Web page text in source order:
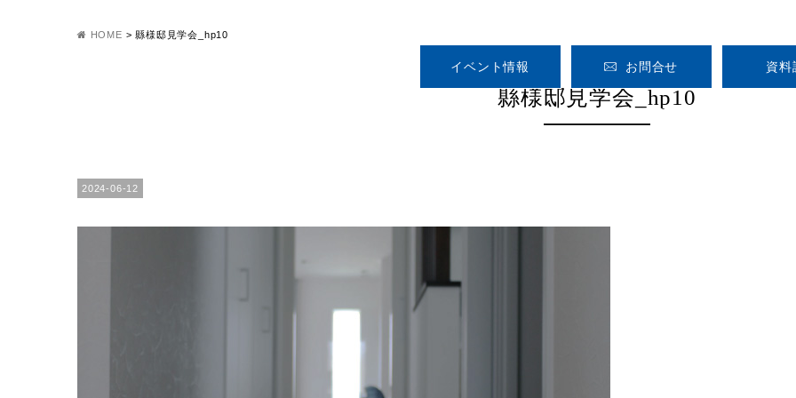
イベント情報 お問合せ 資料
CONCEPT GALLERY
HOME >縣様邸見学会_hp10
縣様邸見学会_hp10
2024-06-12